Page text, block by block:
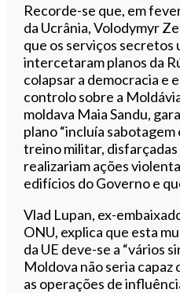
Recorde-se que, em
da Ucrânia, Volodymyr
que os serviços secretos
intercetaram planos da
colapsar a democracia e
controlo sobre a
moldava Maia Sandu,
plano “incluía sabotagem
treino militar, disfarçadas
realizariam ações
edifícios do Governo e
Vlad Lupan, ex-
ONU, explica que esta
da UE deve-se a “vários
Moldova não seria capaz
as operações de